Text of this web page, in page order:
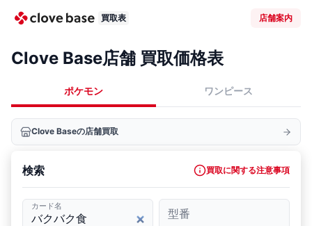
買取表 店舗案内
Clove Base店舗 買取価格表
ポケモン ワンピース
Clove Baseの店舗買取
検索 買取に関する注意事項
カード名
型番